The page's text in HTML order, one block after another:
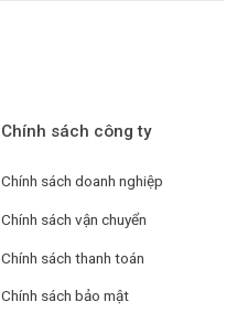
Chính sách công ty
Chính sách doanh nghiệp
Chính sách vận chuyển
Chính sách thanh toán
Chính sách bảo mật